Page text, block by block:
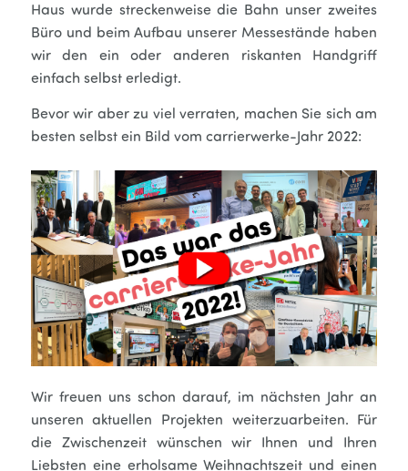
Haus wurde streckenweise die Bahn unser zweites
Büro und beim Aufbau unserer Messestände haben
wir den ein oder anderen riskanten Handgriff
einfach selbst erledigt.
Bevor wir aber zu viel verraten, machen Sie sich am
besten selbst ein Bild vom carrierwerke-Jahr 2022:
Wir freuen uns schon darauf, im nächsten Jahr an
unseren aktuellen Projekten weiterzuarbeiten. Für
die Zwischenzeit wünschen wir Ihnen und Ihren
Liebsten eine erholsame Weihnachtszeit und einen